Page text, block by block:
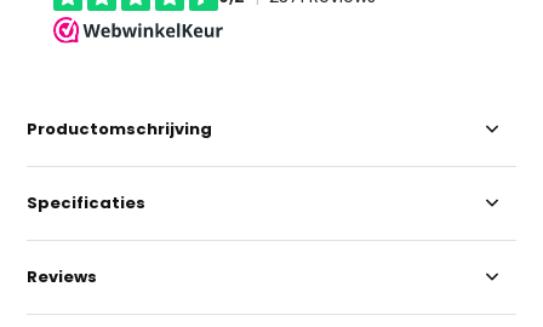
Productomschrijving
Specificaties
Reviews